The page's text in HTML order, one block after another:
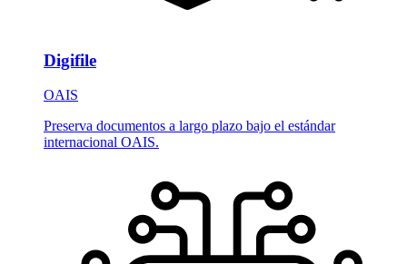
Digifile
OAIS
Preserva documentos a largo plazo bajo el estándar
internacional OAIS.